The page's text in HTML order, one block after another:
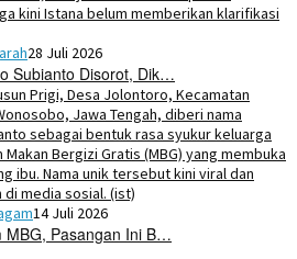
28 Juli 2026
Subianto Disorot, Dik…
14 Juli 2026
MBG, Pasangan Ini B…